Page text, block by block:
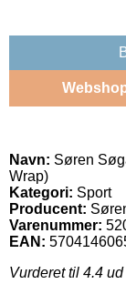
Navn: Søren
Wrap)
Kategori: Sport
Producent:
Varenummer:
EAN:
Vurderet til 4.4 ud